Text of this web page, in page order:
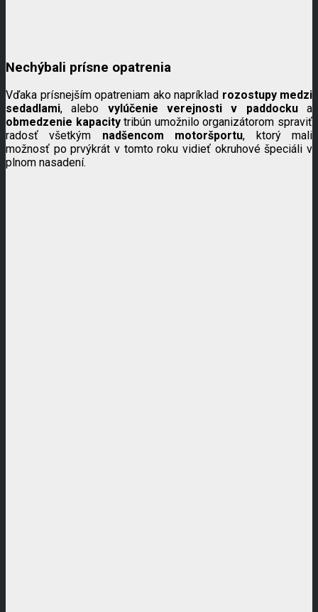
Nechýbali prísne opatrenia
Vďaka prísnejším opatreniam ako napríklad rozostupy medzi
sedadlami, alebo vylúčenie verejnosti v paddockua
obmedzenie kapacitytribún umožnilo organizátorom spraviť
radosť všetkým nadšencom motoršportu, ktorý mali
možnosť po prvýkrát v tomto roku vidieť okruhové špeciáli v
plnom nasadení.